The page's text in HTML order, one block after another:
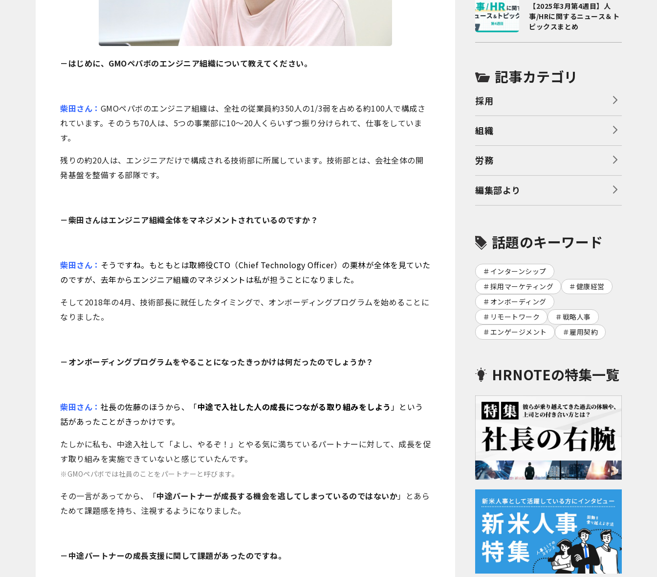
－はじめに、GMOペパボのエンジニア組織について教えてください。
柴田さん： GMOペパボのエンジニア組織は、全社の従業員約350人の1/3弱を占める約100人で構成さ
れています。そのうち70人は、5つの事業部に10～20人くらいずつ振り分けられて、仕事をしていま
す。
残りの約20人は、エンジニアだけで構成される技術部に所属しています。技術部とは、会社全体の開
発基盤を整備する部隊です。
－柴田さんはエンジニア組織全体をマネジメントされているのですか？
柴田さん： そうですね。もともとは取締役CTO（Chief Technology Officer）の栗林が全体を見ていた
のですが、去年からエンジニア組織のマネジメントは私が担うことになりました。
そして2018年の4月、技術部長に就任したタイミングで、オンボーディングプログラムを始めることに
なりました。
－オンボーディングプログラムをやることになったきっかけは何だったのでしょうか？
柴田さん： 社長の佐藤のほうから、「中途で入社した人の成長につながる取り組みをしよう」という
話があったことがきっかけです。
たしかに私も、中途入社して「よし、やるぞ！」とやる気に満ちているパートナーに対して、成長を促
す取り組みを実施できていないと感じていたんです。
※GMOペパボでは社員のことをパートナーと呼びます。
その一言があってから、「中途パートナーが成長する機会を逃してしまっているのではないか」とあら
ためて課題感を持ち、注視するようになりました。
－中途パートナーの成長支援に関して課題があったのですね。
【2025年3月第4週目】人
事/HRに関するニュース＆ト
ピックスまとめ
記事カテゴリ
採用
組織
労務
編集部より
話題のキーワード
インターンシップ
採用マーケティング
健康経営
オンボーディング
リモートワーク
戦略人事
エンゲージメント
雇用契約
HRNOTEの特集一覧